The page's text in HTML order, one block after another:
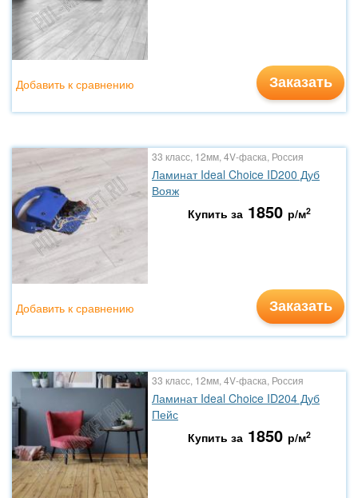
Заказать
Добавить к сравнению
33 класс, 12мм, 4V-фаска, Россия
Ламинат Ideal Choice ID200 Дуб
Вояж
Купить за 1850 р/м2
Заказать
Добавить к сравнению
33 класс, 12мм, 4V-фаска, Россия
Ламинат Ideal Choice ID204 Дуб
Пейс
Купить за 1850 р/м2